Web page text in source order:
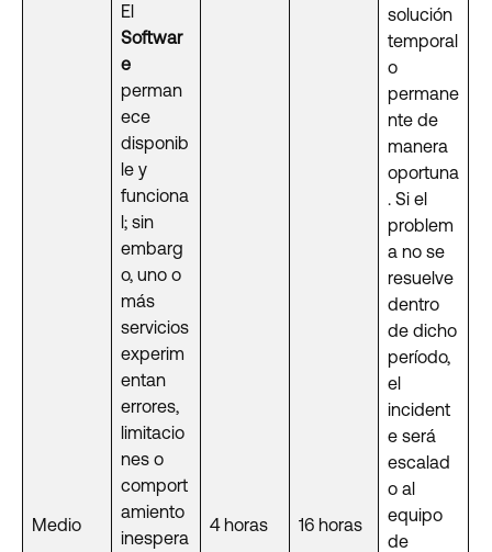
solución
temporal
o
permane
nte de
manera
oportuna
. Si el
problem
a no se
resuelve
dentro
de dicho
período,
el
incident
e será
escalad
o al
equipo
de
Medio
El
Softwar
e
perman
ece
disponib
le y
funciona
l; sin
embarg
o, uno o
más
servicios
experim
entan
errores,
limitacio
nes o
comport
amiento
inespera
4 horas 16 horas